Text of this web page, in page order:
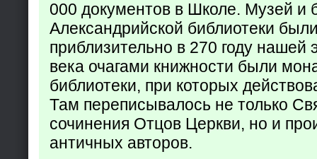
000 документов в Школе. Музей и
Александрийской библиотеки
приблизительно в 270 году
века очагами книжности были
библиотеки, при которых
Там переписывалось не только
сочинения Отцов Церкви, но и
античных авторов.